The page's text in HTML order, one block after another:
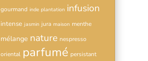
gourmand inde plantation infusion
intense jasmin jura maison menthe
mélange nature nespresso
oriental parfumé persistant